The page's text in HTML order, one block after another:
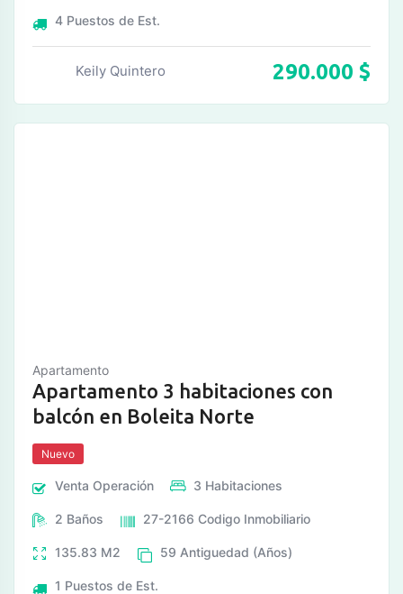
4 Puestos de Est.
Keily Quintero 290.000 $
Apartamento
Apartamento 3 habitaciones con
balcón en Boleita Norte
Nuevo
Venta Operación 3 Habitaciones
2 Baños 27-2166 Codigo Inmobiliario
135.83 M2 59 Antiguedad (Años)
1 Puestos de Est.